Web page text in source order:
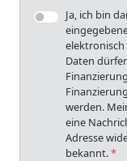
Ja, ich bin
Daten
werden.
eine
Adresse
bekannt.*